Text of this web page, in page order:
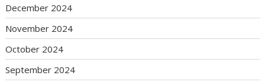
December 2024
November 2024
October 2024
September 2024